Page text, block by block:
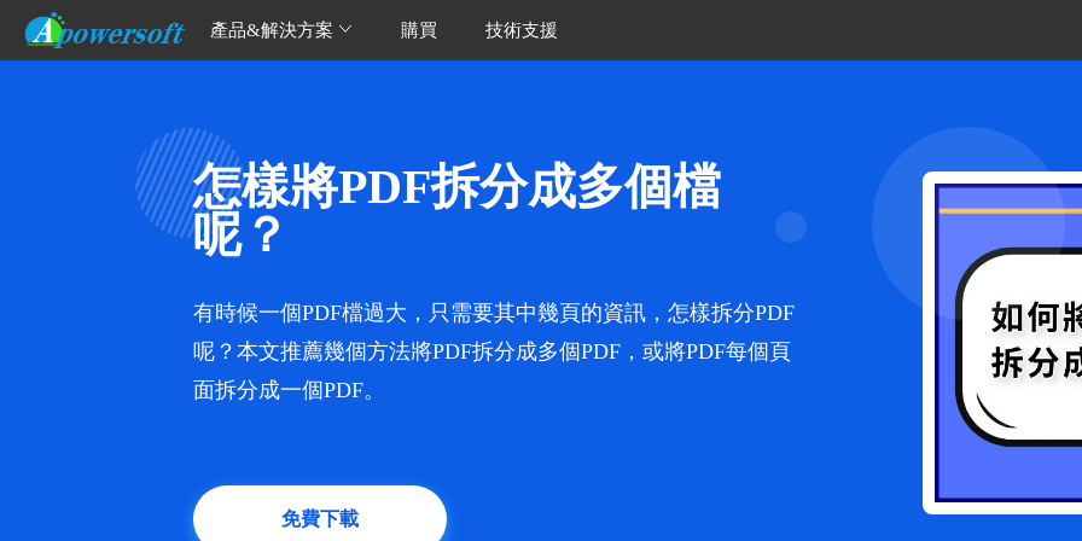
產品&解決方案 購買 技術支援
怎樣將PDF拆分成多個檔
呢？
有時候一個PDF檔過大，只需要其中幾頁的資訊，怎樣拆分PDF
呢？本文推薦幾個方法將PDF拆分成多個PDF，或將PDF每個頁
面拆分成一個PDF。
免費下載